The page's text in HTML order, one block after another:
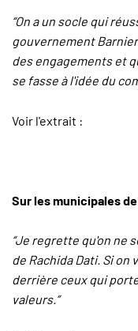
“On a un socle qui
gouvernement
des engagements et
se fasse à l'idée du
Voir l'extrait :
Sur les municipales
“Je regrette qu'on ne
de Rachida Dati. Si
derrière ceux qui
valeurs.”